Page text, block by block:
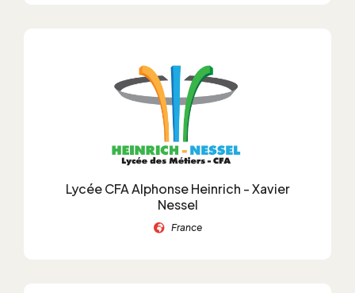
Lycée CFA Alphonse Heinrich - Xavier
Nessel
France